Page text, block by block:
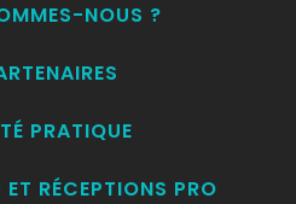
NOUS ?
PRATIQUE
ET RÉCEPTIONS PRO